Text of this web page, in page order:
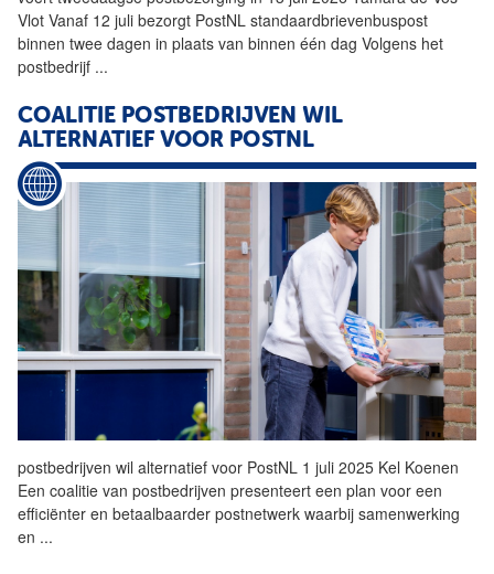
Vlot Vanaf 12 juli bezorgt PostNL standaardbrievenbuspost
binnen twee dagen in plaats van binnen één dag Volgens het
postbedrijf ...
COALITIE POSTBEDRIJVEN WIL
ALTERNATIEF VOOR POSTNL
postbedrijven wil alternatief voor PostNL 1 juli 2025 Kel Koenen
Een coalitie van postbedrijven presenteert een plan voor een
efficiënter en betaalbaarder postnetwerk waarbij samenwerking
en ...